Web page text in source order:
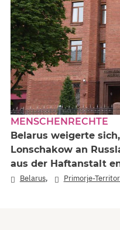
MENSCHENRECHTE
Belarus weigerte
Lonschakow an
aus der Haftanstalt
Belarus, Primorje-